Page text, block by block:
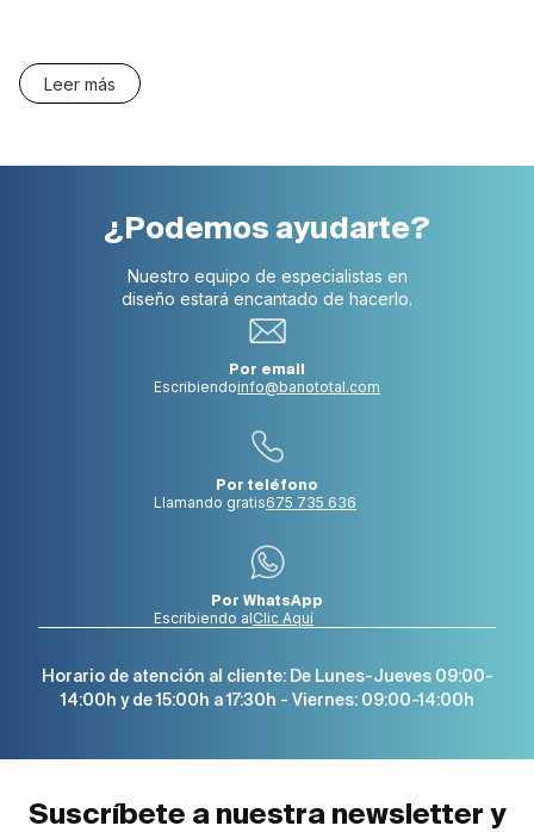
Leer más
¿Podemos ayudarte?
Nuestro equipo de especialistas en
diseño estará encantado de hacerlo.
Por email
Escribiendoinfo@banototal.com
Por teléfono
Llamando gratis675 735 636
Por WhatsApp
Escribiendo alClic Aquí
Horario de atención al cliente: De Lunes-Jueves 09:00-
14:00h y de 15:00h a 17:30h - Viernes: 09:00-14:00h
Suscríbete a nuestra newsletter y